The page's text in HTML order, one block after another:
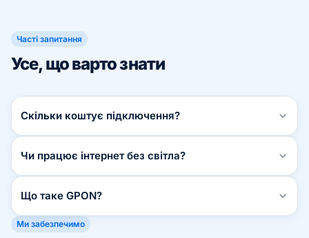
Часті запитання
Усе, що варто знати
Скільки коштує підключення?
підключення?
Чи працює інтернет без світла?
без світла?
Що таке GPON?
Що таке GPON?Що таке GPON?
Ми забезпечимо